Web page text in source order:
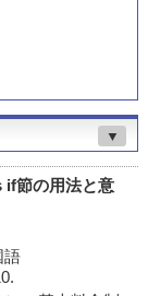
▼
if節の用法と意
語